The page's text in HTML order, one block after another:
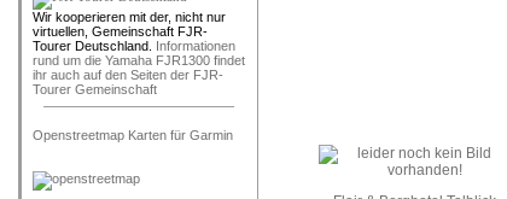
Wir kooperieren mit der, nicht nur
virtuellen, Gemeinschaft FJR-
Tourer Deutschland.
Informationen
rund um die Yamaha FJR1300 findet
ihr auch auf den Seiten der FJR-
Tourer Gemeinschaft
Openstreetmap Karten für Garmin